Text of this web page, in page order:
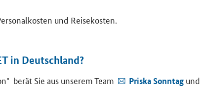
und Rei­se­kos­ten.
in Deutsch­land?
" berät Sie aus un­se­rem Team Pris­ka Sonn­tag und